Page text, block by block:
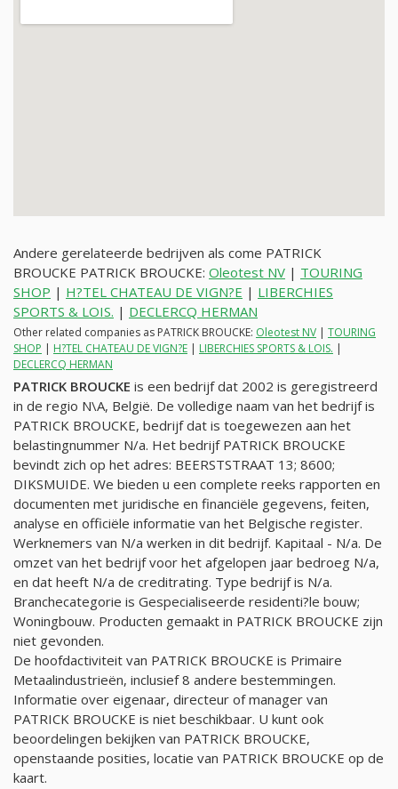
Andere gerelateerde bedrijven als come PATRICK
BROUCKE PATRICK BROUCKE: Oleotest NV | TOURING
SHOP | H?TEL CHATEAU DE VIGN?E | LIBERCHIES
SPORTS & LOIS. | DECLERCQ HERMAN
Other related companies as PATRICK BROUCKE: Oleotest NV | TOURING
SHOP | H?TEL CHATEAU DE VIGN?E | LIBERCHIES SPORTS & LOIS. |
DECLERCQ HERMAN
PATRICK BROUCKE is een bedrijf dat 2002 is geregistreerd
in de regio N\A, België. De volledige naam van het bedrijf is
PATRICK BROUCKE, bedrijf dat is toegewezen aan het
belastingnummer N/a. Het bedrijf PATRICK BROUCKE
bevindt zich op het adres: BEERSTSTRAAT 13; 8600;
DIKSMUIDE. We bieden u een complete reeks rapporten en
documenten met juridische en financiële gegevens, feiten,
analyse en officiële informatie van het Belgische register.
Werknemers van N/a werken in dit bedrijf. Kapitaal - N/a. De
omzet van het bedrijf voor het afgelopen jaar bedroeg N/a,
en dat heeft N/a de creditrating. Type bedrijf is N/a.
Branchecategorie is Gespecialiseerde residenti?le bouw;
Woningbouw. Producten gemaakt in PATRICK BROUCKE zijn
niet gevonden.
De hoofdactiviteit van PATRICK BROUCKE is Primaire
Metaalindustrieën, inclusief 8 andere bestemmingen.
Informatie over eigenaar, directeur of manager van
PATRICK BROUCKE is niet beschikbaar. U kunt ook
beoordelingen bekijken van PATRICK BROUCKE,
openstaande posities, locatie van PATRICK BROUCKE op de
kaart.